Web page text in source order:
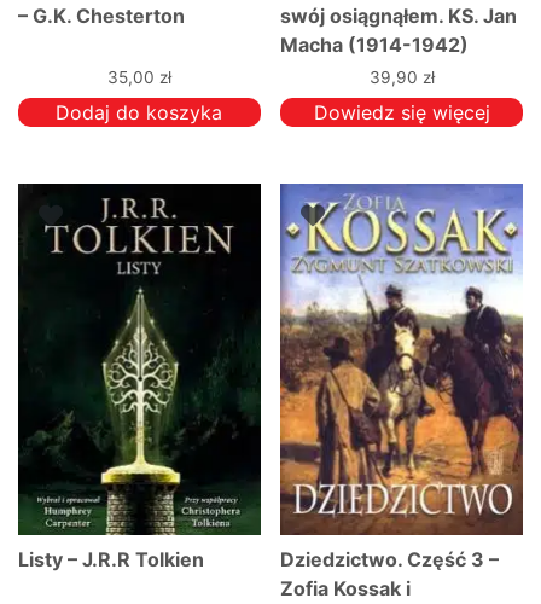
– G.K. Chesterton
35,00 zł
Dodaj do koszyka
swój osiągnąłem. KS. Jan
Macha (1914-1942)
39,90 zł
Dowiedz się więcej
Listy – J.R.R Tolkien
Dziedzictwo. Część 3 –
Zofia Kossak i